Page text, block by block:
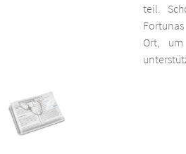
teil.
Ort,